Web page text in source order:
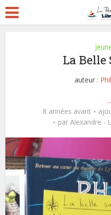
La Belle
auteur :
...
8 années avant
par Alexandre -